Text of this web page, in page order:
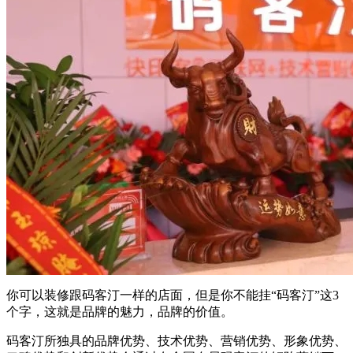
你可以装修跟码客汀一样的店面，但是你不能挂“码客汀”这3
个字，这就是品牌的魅力，品牌的价值。
码客汀所独具的品牌优势、技术优势、营销优势、形象优势、